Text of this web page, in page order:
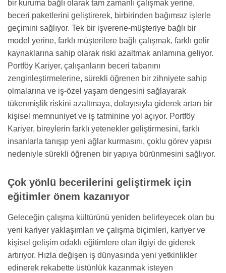
bir kuruma bağlı olarak tam zamanlı çalışmak yerine,
beceri paketlerini geliştirerek, birbirinden bağımsız işlerle
geçimini sağlıyor. Tek bir işverene-müşteriye bağlı bir
model yerine, farklı müşterilere bağlı çalışmak, farklı gelir
kaynaklarına sahip olarak riski azaltmak anlamına geliyor.
Portföy Kariyer, çalışanların beceri tabanını
zenginleştirmelerine, sürekli öğrenen bir zihniyete sahip
olmalarına ve iş-özel yaşam dengesini sağlayarak
tükenmişlik riskini azaltmaya, dolayısıyla giderek artan bir
kişisel memnuniyet ve iş tatminine yol açıyor. Portföy
Kariyer, bireylerin farklı yetenekler geliştirmesini, farklı
insanlarla tanışıp yeni ağlar kurmasını, çoklu görev yapısı
nedeniyle sürekli öğrenen bir yapıya bürünmesini sağlıyor.
Çok yönlü becerilerini geliştirmek için
eğitimler önem kazanıyor
Geleceğin çalışma kültürünü yeniden belirleyecek olan bu
yeni kariyer yaklaşımları ve çalışma biçimleri, kariyer ve
kişisel gelişim odaklı eğitimlere olan ilgiyi de giderek
artırıyor. Hızla değişen iş dünyasında yeni yetkinlikler
edinerek rekabette üstünlük kazanmak isteyen